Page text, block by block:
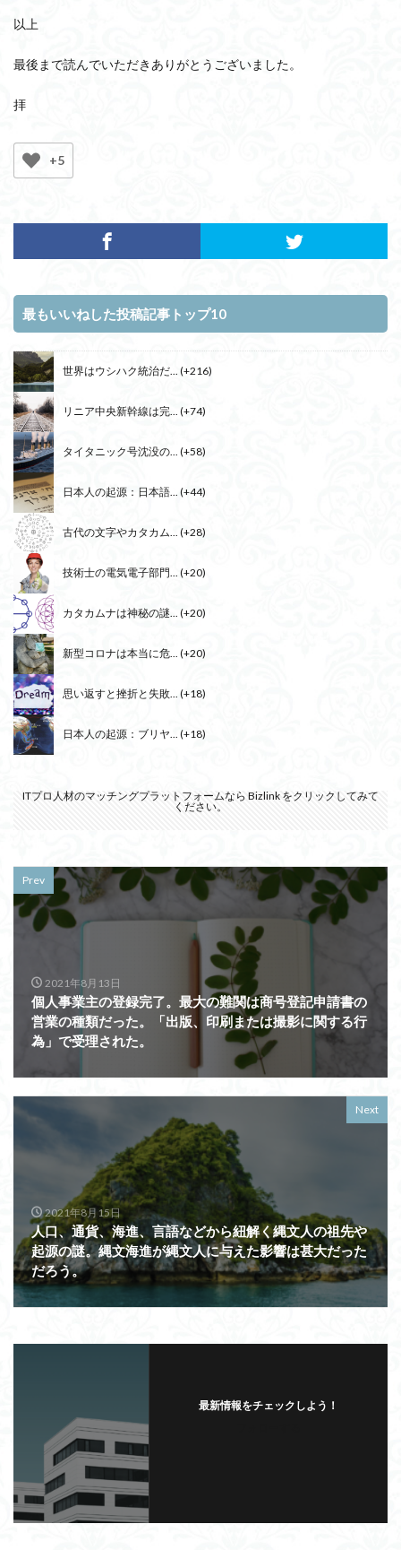
以上
最後まで読んでいただきありがとうございました。
拝
+5
最もいいねした投稿記事トップ10
世界はウシハク統治だ... +216
リニア中央新幹線は完... +74
タイタニック号沈没の... +58
日本人の起源：日本語... +44
古代の文字やカタカム... +28
技術士の電気電子部門... +20
カタカムナは神秘の謎... +20
新型コロナは本当に危... +20
思い返すと挫折と失敗... +18
日本人の起源：ブリヤ... +18
ITプロ人材のマッチングプラットフォームなら Bizlink をクリックしてみて
ください。
Prev
2021年8月13日
個人事業主の登録完了。最大の難関は商号登記申請書の
営業の種類だった。「出版、印刷または撮影に関する行
為」で受理された。
Next
2021年8月15日
人口、通貨、海進、言語などから紐解く縄文人の祖先や
起源の謎。縄文海進が縄文人に与えた影響は甚大だった
だろう。
最新情報をチェックしよう！